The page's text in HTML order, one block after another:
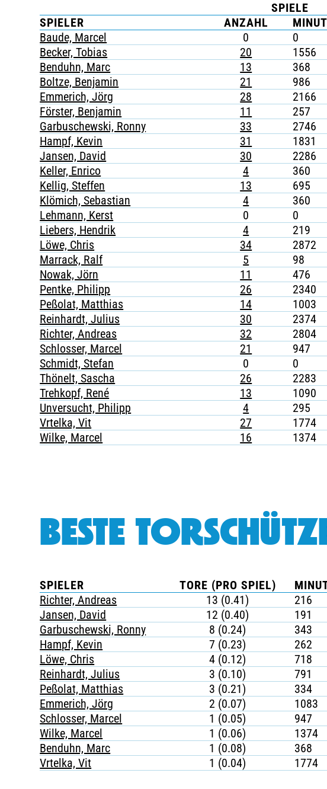
SPIELE
SPIELER
ANZAHL
Baude, Marcel
0 0
Becker, Tobias
20 1556
Benduhn, Marc
13 368
Boltze, Benjamin
21 986
Emmerich, Jörg
28 2166
Förster, Benjamin
11 257
Garbuschewski, Ronny
33 2746
Hampf, Kevin
31 1831
Jansen, David
30 2286
Keller, Enrico
4 360
Kellig, Steffen
13 695
Klömich, Sebastian
4 360
Lehmann, Kerst
0 0
Liebers, Hendrik
4 219
Löwe, Chris
34 2872
Marrack, Ralf
5 98
Nowak, Jörn
11 476
Pentke, Philipp
26 2340
Peßolat, Matthias
14 1003
Reinhardt, Julius
30 2374
Richter, Andreas
32 2804
Schlosser, Marcel
21 947
Schmidt, Stefan
0 0
Thönelt, Sascha
26 2283
Trehkopf, René
13 1090
Unversucht, Philipp
4 295
Vrtelka, Vit
27 1774
Wilke, Marcel
16 1374
BESTE
SPIELER TORE (PRO SPIEL)
Richter, Andreas
13 (0.41) 216
Jansen, David
12 (0.40) 191
Garbuschewski, Ronny
8 (0.24) 343
Hampf, Kevin
7 (0.23) 262
Löwe, Chris
4 (0.12) 718
Reinhardt, Julius
3 (0.10) 791
Peßolat, Matthias
3 (0.21) 334
Emmerich, Jörg
2 (0.07) 1083
Schlosser, Marcel
1 (0.05) 947
Wilke, Marcel
1 (0.06) 1374
Benduhn, Marc
1 (0.08) 368
Vrtelka, Vit
1 (0.04) 1774